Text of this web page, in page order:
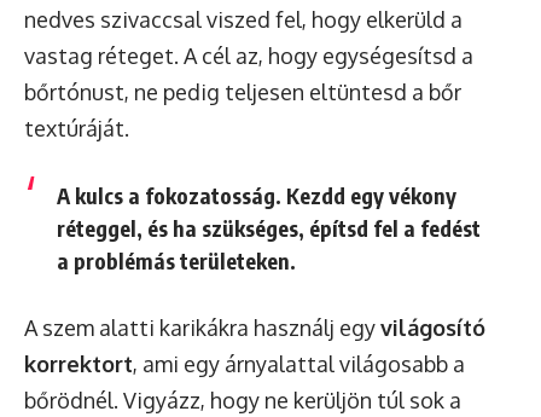
nedves szivaccsal viszed fel, hogy elkerüld a
vastag réteget. A cél az, hogy egységesítsd a
bőrtónust, ne pedig teljesen eltüntesd a bőr
textúráját.
A kulcs a fokozatosság. Kezdd egy vékony
réteggel, és ha szükséges, építsd fel a fedést
a problémás területeken.
A szem alatti karikákra használj egyvilágosító
korrektort, ami egy árnyalattal világosabb a
bőrödnél. Vigyázz, hogy ne kerüljön túl sok a